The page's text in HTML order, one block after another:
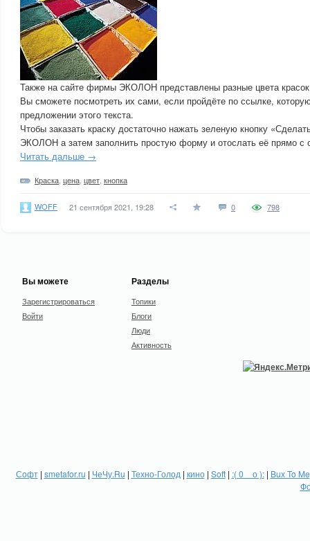
Также на сайте фирмы ЭКОЛОН представлены разные цвета красок
Вы сможете посмотреть их сами, если пройдёте по ссылке,
предложении этого текста.
Чтобы заказать краску достаточно нажать зеленую кнопку
ЭКОЛОН а затем заполнить простую форму и отослать её прямо
Читать дальше →
Краска цена цвет кнопка
WOFF 21 сентября 2021, 19:28 0 798
Вы можете
Зарегистрироваться
Войти
Разделы
Топики
Блоги
Люди
Активность
Софт| smetafor.ru | ЧеЧу.Ru | Техно-Голод | кино| Soft| :( 0 _ о ):| Bux To Me